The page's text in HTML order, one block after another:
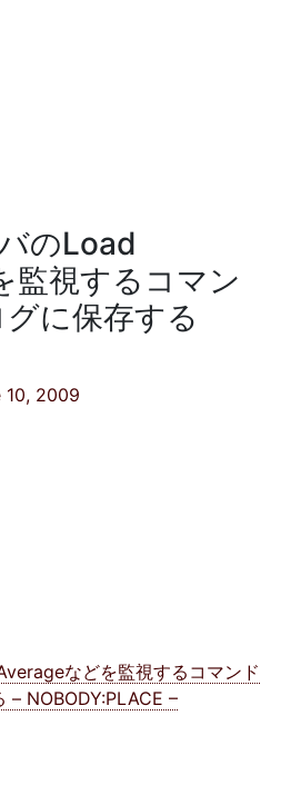
のLoad
監視するコマン
に保存する
10, 2009
などを監視するコマンド
– NOBODY:PLACE –